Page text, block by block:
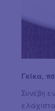
Γκίκα,
Συνέβη